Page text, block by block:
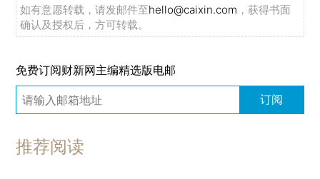
如有意愿转载，请发邮件至hello@caixin.com ，获得书面
确认及授权后，方可转载。
免费订阅财新网主编精选版电邮
订阅
推荐阅读